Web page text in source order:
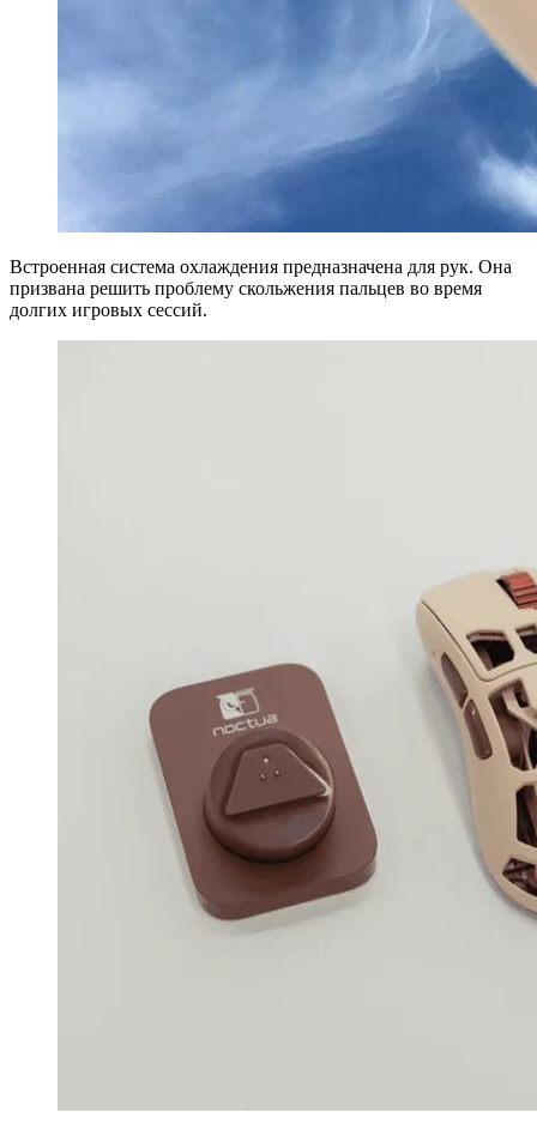
Встроенная система охлаждения предназначена для рук. Она
призвана решить проблему скольжения пальцев во время
долгих игровых сессий.